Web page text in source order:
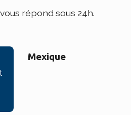
répond sous 24h.
Mexique